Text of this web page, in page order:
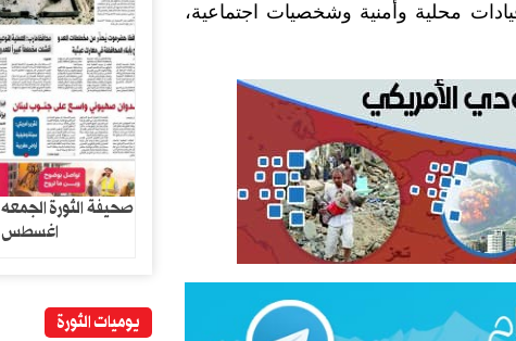
محلية وأمنية وشخصيات اجتماعية،
اغسطس 2026
يوميات الثورة